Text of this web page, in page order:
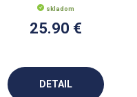
skladom
25.90 €
DETAIL